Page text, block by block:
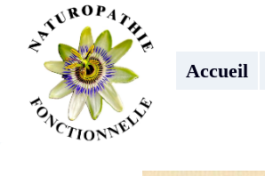
contenu
Accueil